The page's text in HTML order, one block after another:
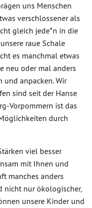
uns Menschen
verschlossener als
gleich jede*n in die
raue Schale
es manchmal etwas
neu oder mal anders
und anpacken. Wir
sind seit der Hanse
Vorpommern ist das
durch
viel besser
mit Ihnen und
manches anders
nicht nur ökologischer,
unsere Kinder und